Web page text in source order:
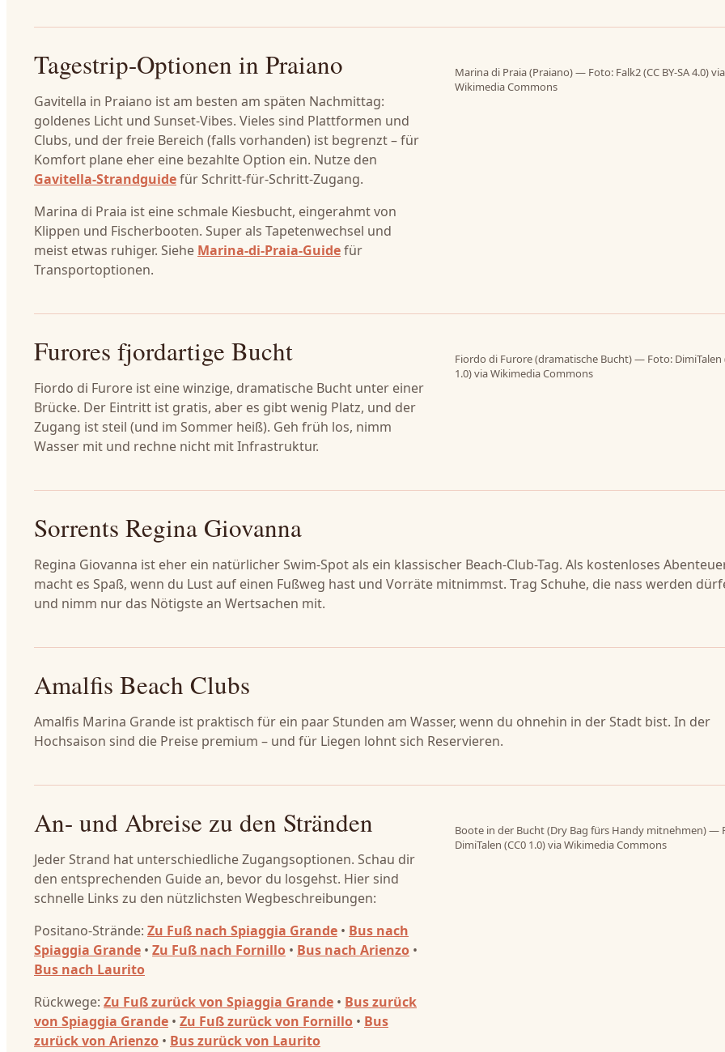
Tagestrip-Optionen in Praiano
Gavitella in Praiano ist am besten am späten Nachmittag:
goldenes Licht und Sunset-Vibes. Vieles sind Plattformen und
Clubs, und der freie Bereich (falls vorhanden) ist begrenzt – für
Komfort plane eher eine bezahlte Option ein. Nutze den
Gavitella-Strandguidefür Schritt-für-Schritt-Zugang.
Marina di Praia ist eine schmale Kiesbucht, eingerahmt von
Klippen und Fischerbooten. Super als Tapetenwechsel und
meist etwas ruhiger. Siehe Marina-di-Praia-Guidefür
Transportoptionen.
Marina di Praia (Praiano) — Foto: Falk2 (CC BY-SA 4.0) via
Wikimedia Commons
Furores fjordartige Bucht
Fiordo di Furore ist eine winzige, dramatische Bucht unter einer
Brücke. Der Eintritt ist gratis, aber es gibt wenig Platz, und der
Zugang ist steil (und im Sommer heiß). Geh früh los, nimm
Wasser mit und rechne nicht mit Infrastruktur.
Fiordo di Furore (dramatische Bucht) — Foto: DimiTalen
1.0) via Wikimedia Commons
Sorrents Regina Giovanna
Regina Giovanna ist eher ein natürlicher Swim-Spot als ein klassischer Beach-Club-Tag. Als kostenloses
macht es Spaß, wenn du Lust auf einen Fußweg hast und Vorräte mitnimmst. Trag Schuhe, die nass werden
und nimm nur das Nötigste an Wertsachen mit.
Amalfis Beach Clubs
Amalfis Marina Grande ist praktisch für ein paar Stunden am Wasser, wenn du ohnehin in der Stadt bist. In der
Hochsaison sind die Preise premium – und für Liegen lohnt sich Reservieren.
An- und Abreise zu den Stränden
Jeder Strand hat unterschiedliche Zugangsoptionen. Schau dir
den entsprechenden Guide an, bevor du losgehst. Hier sind
schnelle Links zu den nützlichsten Wegbeschreibungen:
Positano-Strände: Zu Fuß nach Spiaggia Grande • Bus nach
Spiaggia Grande • Zu Fuß nach Fornillo • Bus nach Arienzo •
Bus nach Laurito
Rückwege: Zu Fuß zurück von Spiaggia Grande • Bus zurück
von Spiaggia Grande • Zu Fuß zurück von Fornillo • Bus
zurück von Arienzo • Bus zurück von Laurito
Boote in der Bucht (Dry Bag fürs Handy mitnehmen) —
DimiTalen (CC0 1.0) via Wikimedia Commons